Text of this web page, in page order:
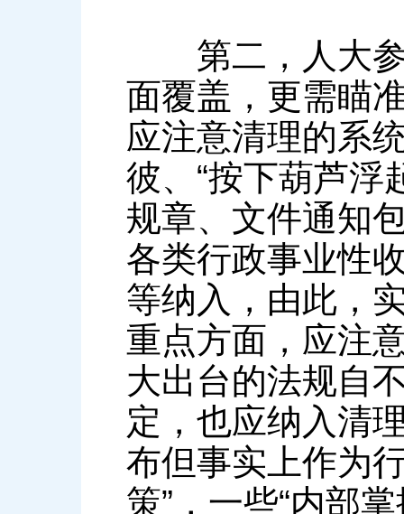
第二，人大参
面覆盖，更需瞄
应注意清理的系
彼、“按下葫芦浮
规章、文件通知
各类行政事业性
等纳入，由此，
重点方面，应注
大出台的法规自
定，也应纳入清
布但事实上作为
策”，一些“内部